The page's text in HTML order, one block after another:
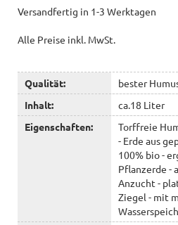
Versandfertig in 1-3 Werktagen
Alle Preise inkl. MwSt.
Qualität:
bester
Inhalt:
ca.18 Liter
Eigenschaften:
Torffreie
- Erde aus
100% bio -
Pflanzerde -
Anzucht -
Ziegel - mit